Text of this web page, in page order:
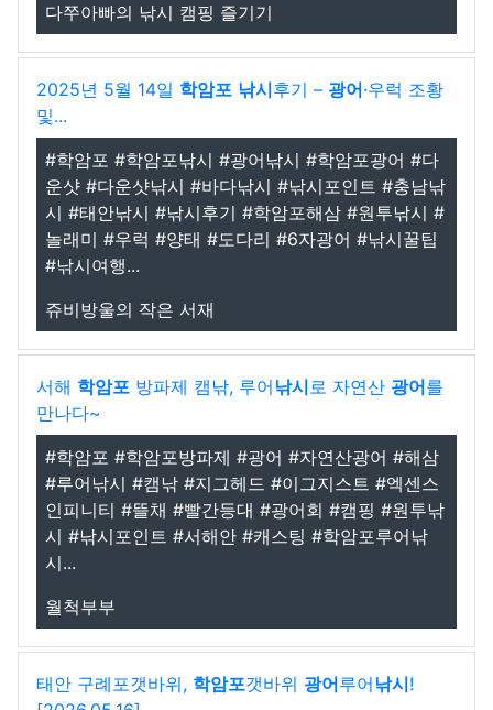
다쭈아빠의 낚시 캠핑 즐기기
2025년 5월 14일 학암포 낚시후기 – 광어·우럭 조황
및...
#학암포 #학암포낚시 #광어낚시 #학암포광어 #다
운샷 #다운샷낚시 #바다낚시 #낚시포인트 #충남낚
시 #태안낚시 #낚시후기 #학암포해삼 #원투낚시 #
놀래미 #우럭 #양태 #도다리 #6자광어 #낚시꿀팁
#낚시여행...
쥬비방울의 작은 서재
서해 학암포 방파제 캠낚, 루어낚시로 자연산 광어를
만나다~
#학암포 #학암포방파제 #광어 #자연산광어 #해삼
#루어낚시 #캠낚 #지그헤드 #이그지스트 #엑센스
인피니티 #뜰채 #빨간등대 #광어회 #캠핑 #원투낚
시 #낚시포인트 #서해안 #캐스팅 #학암포루어낚
시...
월척부부
태안 구례포갯바위, 학암포갯바위 광어루어낚시!